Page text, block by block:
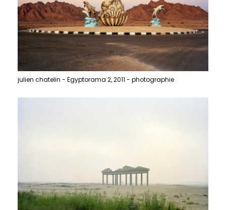
julien chatelin - Egyptorama 2, 2011 - photographie